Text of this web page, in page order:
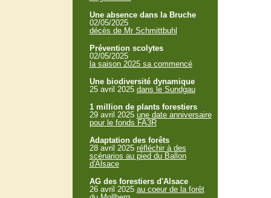
Une absence dans la Bruche
02/05/2025
décès de Mr Schmittbuhl
Prévention scolytes
02/05/2025
la saison 2025 sa commencé
Une biodiversité dynamique
25 avril 2025 dans le Sundgau
1 million de plants forestiers
29 avril 2025 une date anniversaire
pour le fonds FA3R
Adaptation des forêts
28 avril 2025 réfléchir à des
scénarios au pied du Ballon
d'Alsace
AG des forestiers d'Alsace
26 avril 2025 au coeur de la forêt